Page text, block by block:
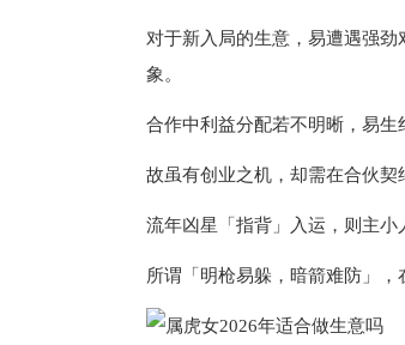
对于新入局的生意，易遭遇强
象。
合作中利益分配若不明晰，易
故虽有创业之机，却需在合伙契
流年凶星「指背」入运，则主小
所谓「明枪易躲，暗箭难防」